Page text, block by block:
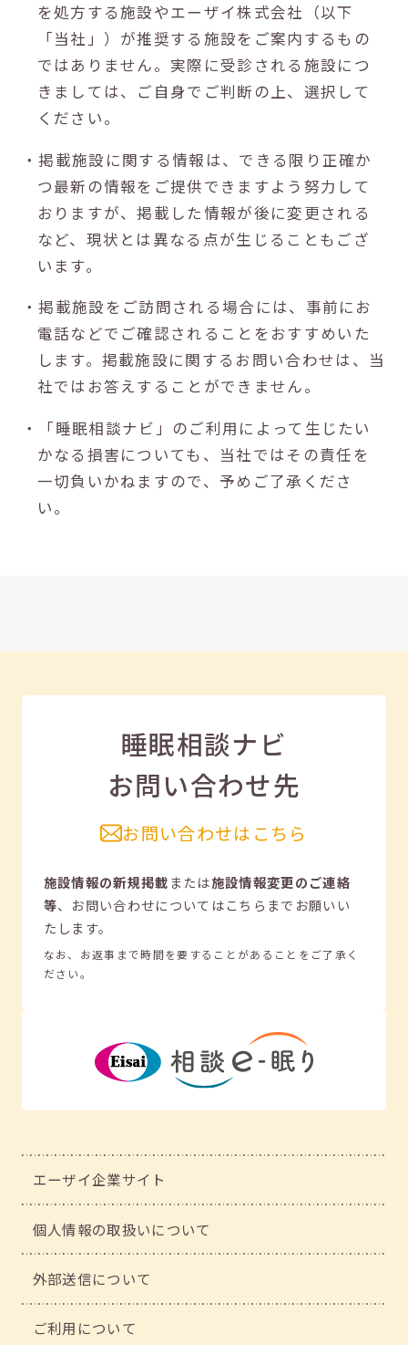
を処方する施設やエーザイ株式会社（以下
「当社」）が推奨する施設をご案内するもの
ではありません。実際に受診される施設につ
きましては、ご自身でご判断の上、選択して
ください。
・掲載施設に関する情報は、できる限り正確か
つ最新の情報をご提供できますよう努力して
おりますが、掲載した情報が後に変更される
など、現状とは異なる点が生じることもござ
います。
・掲載施設をご訪問される場合には、事前にお
電話などでご確認されることをおすすめいた
します。掲載施設に関するお問い合わせは、当
社ではお答えすることができません。
・「睡眠相談ナビ」のご利用によって生じたい
かなる損害についても、当社ではその責任を
一切負いかねますので、予めご了承くださ
い。
睡眠相談ナビ
お問い合わせ先
お問い合わせはこちら
施設情報の新規掲載または施設情報変更のご連絡
等、 お問い合わせについてはこちらまでお願いい
たします。
なお、お返事まで時間を要することがあることをご了承く
ださい。
エーザイ企業サイト
個人情報の取扱いについて
外部送信について
ご利用について